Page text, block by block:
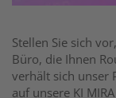
Stellen Sie sich
Büro, die Ihnen
verhält sich unser
auf unsere KI